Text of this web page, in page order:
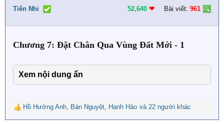
i
n
:
Tiên Nhi 52,640 ❤︎ Bài viết: 961
Chương 7: Đặt Chân Qua Vùng Đất Mới - 1
Xem nội dung ẩn
R
e
Hồ Hướng Anh, Bán Nguyệt, Hạnh Hảo và 22 người khác